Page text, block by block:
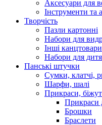
Аксесуари для
Інструменти та
Творчість
Пазли картонні
Набори для
Інші канцтовари
Набори для
Панські штучки
Сумки, клатчі,
Шарфи, шалі
Прикраси,
Прикраси
Брошки
Браслети